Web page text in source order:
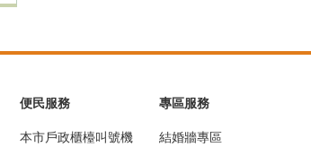
便民服務
本市戶政櫃檯叫號機
專區服務
結婚牆專區